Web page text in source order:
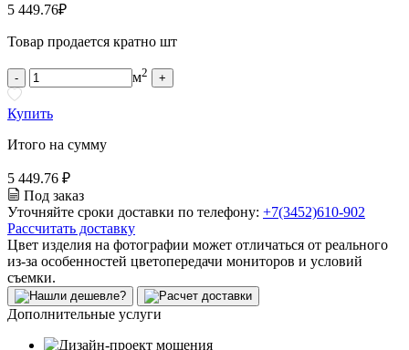
5 449.76₽
Товар продается кратно шт
- м2 +
Купить
Итого на сумму
5 449.76 ₽
Под заказ
Уточняйте сроки доставки по телефону: +7(3452)610-902
Рассчитать доставку
Цвет изделия на фотографии может отличаться от реального
из-за особенностей цветопередачи мониторов и условий
съемки.
Дополнительные услуги